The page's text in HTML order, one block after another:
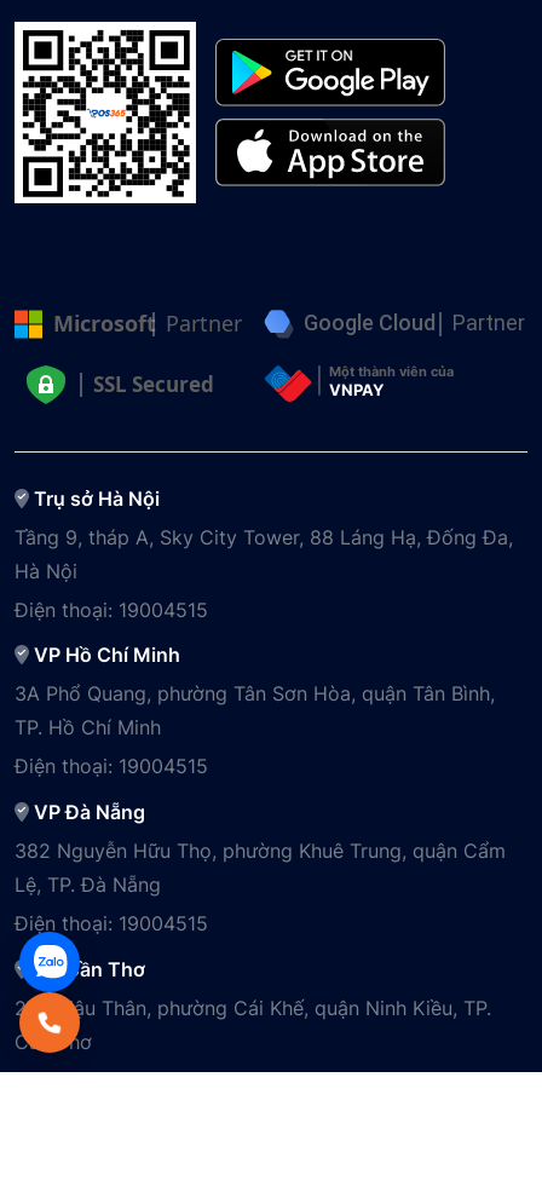
Microsoft Partner Google Cloud Partner
SSL Secured Một thành viên của
VNPAY
Trụ sở Hà Nội
Tầng 9, tháp A, Sky City Tower, 88 Láng Hạ, Đống Đa,
Hà Nội
Điện thoại: 19004515
VP Hồ Chí Minh
3A Phổ Quang, phường Tân Sơn Hòa, quận Tân Bình,
TP. Hồ Chí Minh
Điện thoại: 19004515
VP Đà Nẵng
382 Nguyễn Hữu Thọ, phường Khuê Trung, quận Cẩm
Lệ, TP. Đà Nẵng
Điện thoại: 19004515
VP Cần Thơ
29B Mậu Thân, phường Cái Khế, quận Ninh Kiều, TP.
Cần Thơ
Điện thoại:19004515